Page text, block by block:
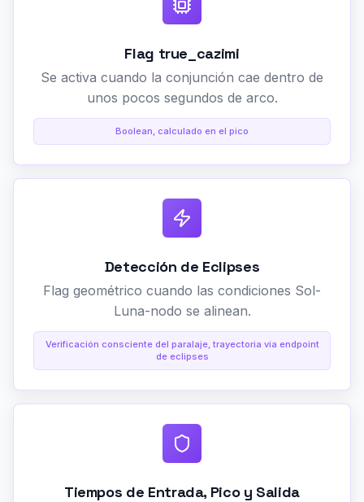
Flag true_cazimi
Se activa cuando la conjunción cae dentro de
unos pocos segundos de arco.
Boolean, calculado en el pico
Detección de Eclipses
Flag geométrico cuando las condiciones Sol-
Luna-nodo se alinean.
Verificación consciente del paralaje, trayectoria vía endpoint
de eclipses
Tiempos de Entrada, Pico y Salida